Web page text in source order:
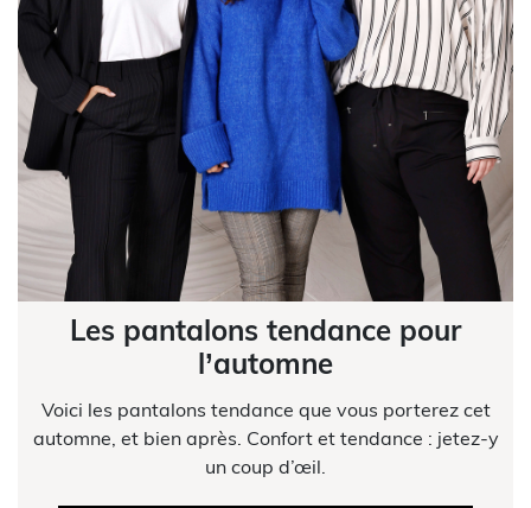
Les pantalons tendance pour
l’automne
Voici les pantalons tendance que vous porterez cet
automne, et bien après. Confort et tendance : jetez-y
un coup d’œil.